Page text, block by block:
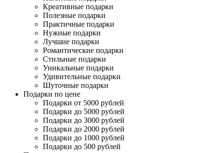
Креативные подарки
Полезные подарки
Практичные подарки
Нужные подарки
Лучшие подарки
Романтические подарки
Стильные подарки
Уникальные подарки
Удивительные подарки
Шуточные подарки
Подарки по цене
Подарки от 5000 рублей
Подарки до 5000 рублей
Подарки до 3000 рублей
Подарки до 2000 рублей
Подарки до 1000 рублей
Подарки до 500 рублей